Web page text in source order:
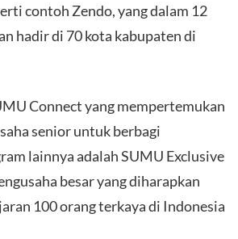
contoh Zendo, yang dalam 12
hadir di 70 kota kabupaten di
Connect yang mempertemukan
senior untuk berbagi
lainnya adalah SUMU Exclusive
besar yang diharapkan
100 orang terkaya di Indonesia